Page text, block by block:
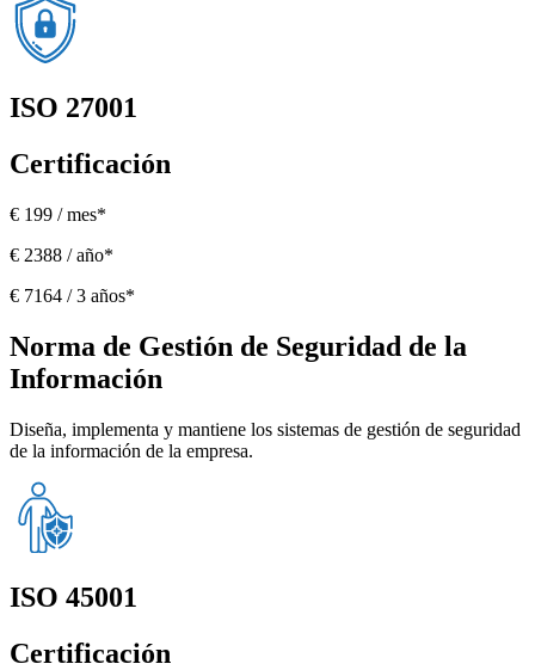
ISO 27001
Certificación
€ 199 / mes*
€ 2388 / año*
€ 7164 / 3 años*
Norma de Gestión de Seguridad de la
Información
Diseña, implementa y mantiene los sistemas de gestión de seguridad
de la información de la empresa.
ISO 45001
Certificación